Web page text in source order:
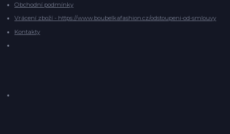
Obchodní podmínky
Vrácení zboží - https://www.boubelkafashion.cz/odstoupeni-od-smlouvy
Kontakty